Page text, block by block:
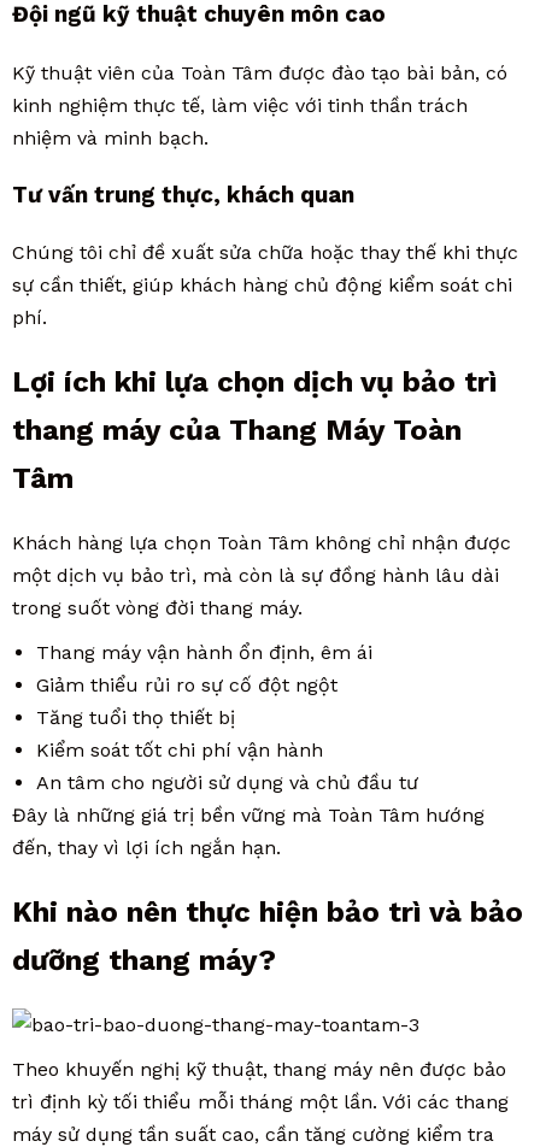
Đội ngũ kỹ thuật chuyên môn cao
Kỹ thuật viên của Toàn Tâm được đào tạo bài bản, có
kinh nghiệm thực tế, làm việc với tinh thần trách
nhiệm và minh bạch.
Tư vấn trung thực, khách quan
Chúng tôi chỉ đề xuất sửa chữa hoặc thay thế khi thực
sự cần thiết, giúp khách hàng chủ động kiểm soát chi
phí.
Lợi ích khi lựa chọn dịch vụ bảo trì
thang máy của Thang Máy Toàn
Tâm
Khách hàng lựa chọn Toàn Tâm không chỉ nhận được
một dịch vụ bảo trì, mà còn là sự đồng hành lâu dài
trong suốt vòng đời thang máy.
Thang máy vận hành ổn định, êm ái
Giảm thiểu rủi ro sự cố đột ngột
Tăng tuổi thọ thiết bị
Kiểm soát tốt chi phí vận hành
An tâm cho người sử dụng và chủ đầu tư
Đây là những giá trị bền vững mà Toàn Tâm hướng
đến, thay vì lợi ích ngắn hạn.
Khi nào nên thực hiện bảo trì và bảo
dưỡng thang máy?
Theo khuyến nghị kỹ thuật, thang máy nên được bảo
trì định kỳ tối thiểu mỗi tháng một lần. Với các thang
máy sử dụng tần suất cao, cần tăng cường kiểm tra